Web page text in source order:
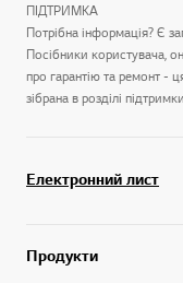
ПІДТРИМКА
Потрібна інформація? Є
Посібники користувача,
про гарантію та ремонт -
зібрана в розділі
Електронний лист
Продукти